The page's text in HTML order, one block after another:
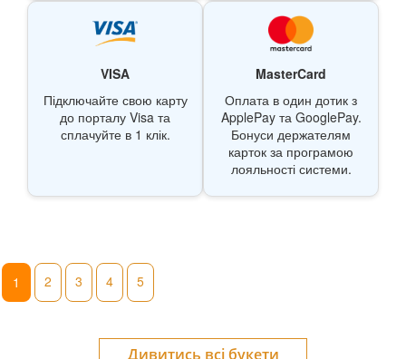
VISA
Підключайте свою карту
до порталу Visa та
сплачуйте в 1 клік.
MasterCard
Оплата в один дотик з
ApplePay та GooglePay.
Бонуси держателям
карток за програмою
лояльності системи.
1 2 3 4 5
Дивитись всі букети